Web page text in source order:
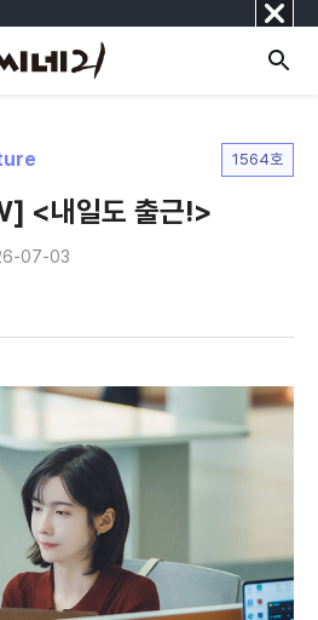
닫
기
1564호
<내일도 출근!>
07-03